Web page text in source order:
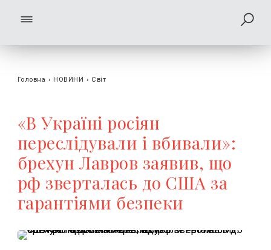
Головна › НОВИНИ › Світ
«В Україні росіян
переслідували і вбивали»:
брехун Лавров заявив, що
рф зверталась до США за
гарантіями безпеки